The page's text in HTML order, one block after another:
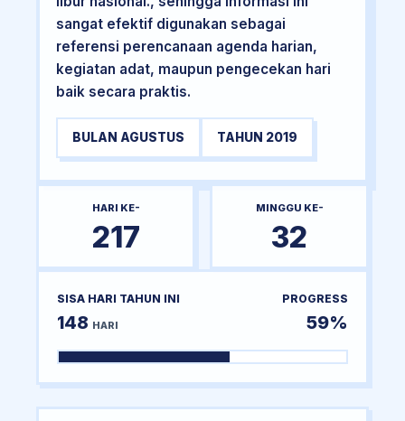
sangat efektif digunakan sebagai
referensi perencanaan agenda harian,
kegiatan adat, maupun pengecekan hari
baik secara praktis.
BULAN AGUSTUS TAHUN 2019
HARI KE-
217
MINGGU KE-
32
SISA HARI TAHUN INI
148 HARI
PROGRESS
59%